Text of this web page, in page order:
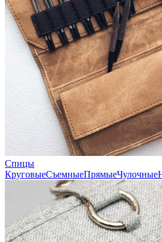
Спицы
КруговыеСъемныеПрямыеЧулочные